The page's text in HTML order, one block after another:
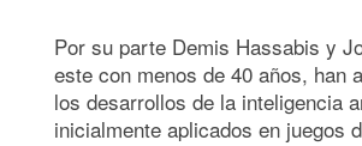
Por su parte Demis Hassabis y
este con menos de 40 años, han
los desarrollos de la inteligencia
inicialmente aplicados en juegos